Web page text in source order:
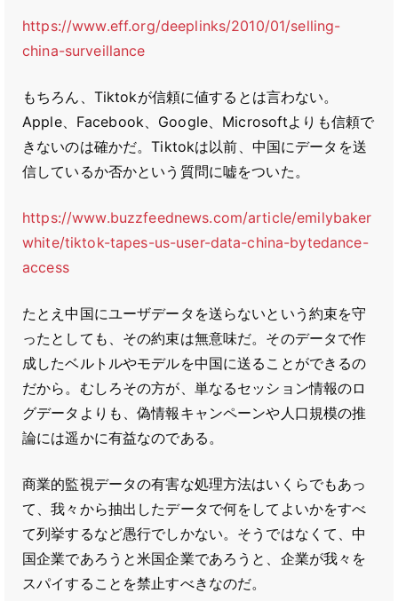
https://www.eff.org/deeplinks/2010/01/selling-
china-surveillance
もちろん、Tiktokが信頼に値するとは言わない。
Apple、Facebook、Google、Microsoftよりも信頼で
きないのは確かだ。Tiktokは以前、中国にデータを送
信しているか否かという質問に嘘をついた。
https://www.buzzfeednews.com/article/emilybaker
white/tiktok-tapes-us-user-data-china-bytedance-
access
たとえ中国にユーザデータを送らないという約束を守
ったとしても、その約束は無意味だ。そのデータで作
成したベルトルやモデルを中国に送ることができるの
だから。むしろその方が、単なるセッション情報のロ
グデータよりも、偽情報キャンペーンや人口規模の推
論には遥かに有益なのである。
商業的監視データの有害な処理方法はいくらでもあっ
て、我々から抽出したデータで何をしてよいかをすべ
て列挙するなど愚行でしかない。そうではなくて、中
国企業であろうと米国企業であろうと、企業が我々を
スパイすることを禁止すべきなのだ。